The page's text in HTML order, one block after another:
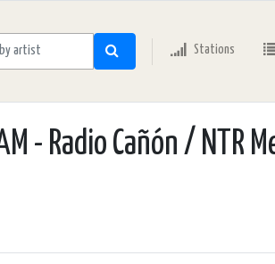
Stations
- Radio Cañón / NTR